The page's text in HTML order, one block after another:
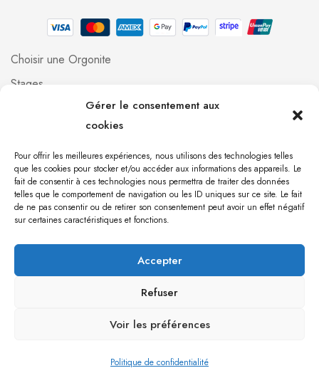
Gérer le consentement aux
cookies
Pour offrir les meilleures expériences, nous utilisons des technologies telles
que les cookies pour stocker et/ou accéder aux informations des appareils. Le
fait de consentir à ces technologies nous permettra de traiter des données
telles que le comportement de navigation ou les ID uniques sur ce site. Le fait
de ne pas consentir ou de retirer son consentement peut avoir un effet négatif
sur certaines caractéristiques et fonctions.
Accepter
Refuser
Voir les préférences
Politique de confidentialité
Choisir une Orgonite
Stages
Foire aux questions
Qui suis-je ?
Contact
[mailpoet_form id="1"]
Orgonite 971 © 2023 Création du site parBabel